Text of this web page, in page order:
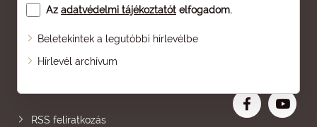
Az adatvédelmi tájékoztatót elfogadom.
Beletekintek a legutóbbi hírlevélbe
Hírlevél archívum
Oldaltérkép
RSS feliratkozás